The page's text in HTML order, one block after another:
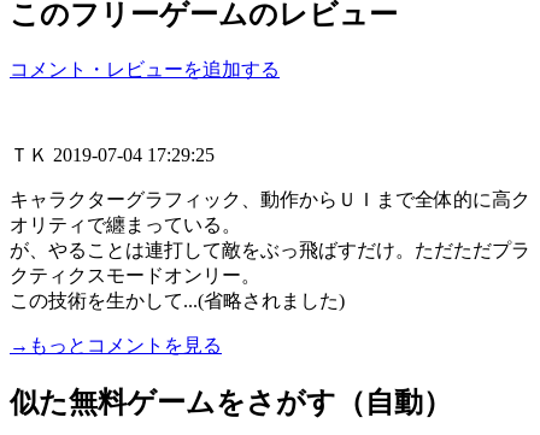
このフリーゲームのレビュー
コメント・レビューを追加する
ＴＫ 2019-07-04 17:29:25
キャラクターグラフィック、動作からＵＩまで全体的に高ク
オリティで纏まっている。
が、やることは連打して敵をぶっ飛ばすだけ。ただただプラ
クティクスモードオンリー。
この技術を生かして...(省略されました)
→もっとコメントを見る
似た無料ゲームをさがす（自動）